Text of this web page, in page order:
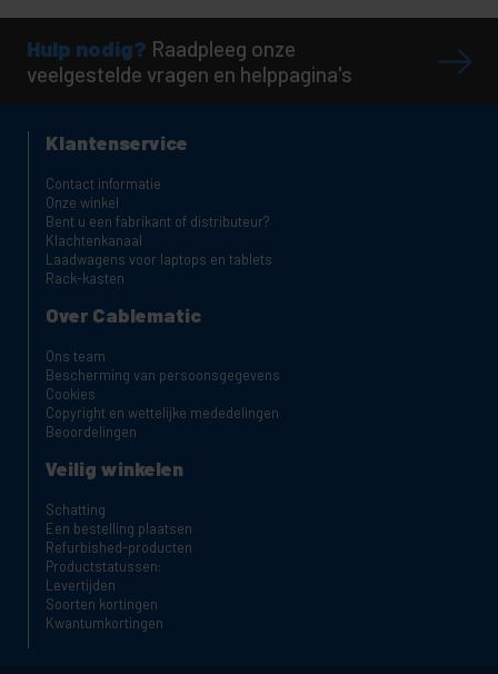
Hulp nodig? Raadpleeg onze
veelgestelde vragen en helppagina's
Klantenservice
Contact informatie
Onze winkel
Bent u een fabrikant of distributeur?
Klachtenkanaal
Laadwagens voor laptops en tablets
Rack-kasten
Over Cablematic
Ons team
Bescherming van persoonsgegevens
Cookies
Copyright en wettelijke mededelingen
Beoordelingen
Veilig winkelen
Schatting
Een bestelling plaatsen
Refurbished-producten
Productstatussen:
Levertijden
Soorten kortingen
Kwantumkortingen